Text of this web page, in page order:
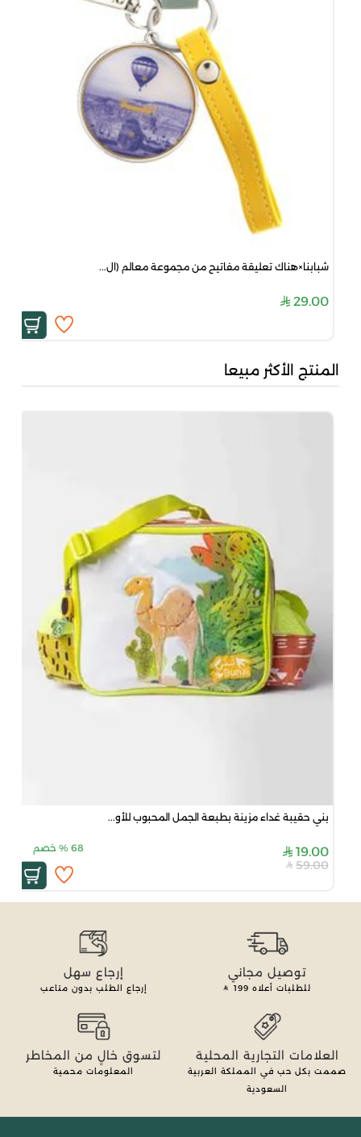
شبابنا×هناك تعليقة مفاتيح من مجموعة معالم (ال...
29.00
المنتج الأكثر مبيعا
بني حقيبة غداء مزينة بطبعة الجمل المحبوب للأو...
19.00
68
% خصم
59.00
توصيل مجاني
للطلبات أعلاه 199
إرجاع سهل
إرجاع الطلب بدون متاعب
العلامات التجارية المحلية
صممت بكل حب في المملكة العربية
السعودية
لتسوق خالٍ من المخاطر
المعلومات محمية